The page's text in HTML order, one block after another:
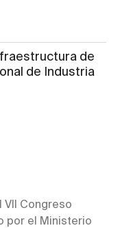
de
de Industria
VII Congreso
por el Ministerio